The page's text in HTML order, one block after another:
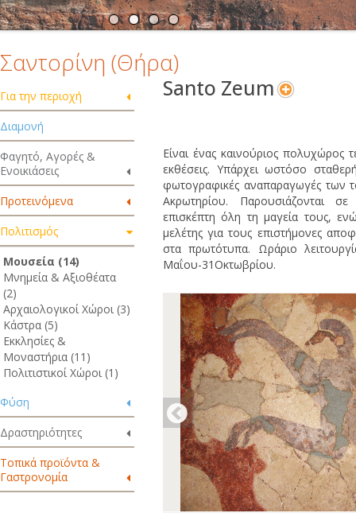
Σαντορίνη (Θήρα)
Για την περιοχή
Διαμονή
Φαγητό, Αγορές &
Ενοικιάσεις
Προτεινόμενα
Πολιτισμός
Μουσεία (14)
Μνημεία & Αξιοθέατα
(2)
Αρχαιολογικοί Χώροι (3)
Κάστρα (5)
Εκκλησίες &
Μοναστήρια (11)
Πολιτιστικοί Χώροι (1)
Φύση
Δραστηριότητες
Τοπικά προϊόντα &
Γαστρονομία
Santo Zeum
Είναι ένας καινούριος πολυχώρος
εκθέσεις. Υπάρχει ωστόσο
φωτογραφικές αναπαραγωγές των
Ακρωτηρίου. Παρουσιάζονται
επισκέπτη όλη τη μαγεία τους,
μελέτης για τους επιστήμονες
στα πρωτότυπα. Ωράριο
Μαΐου-31Οκτωβρίου.